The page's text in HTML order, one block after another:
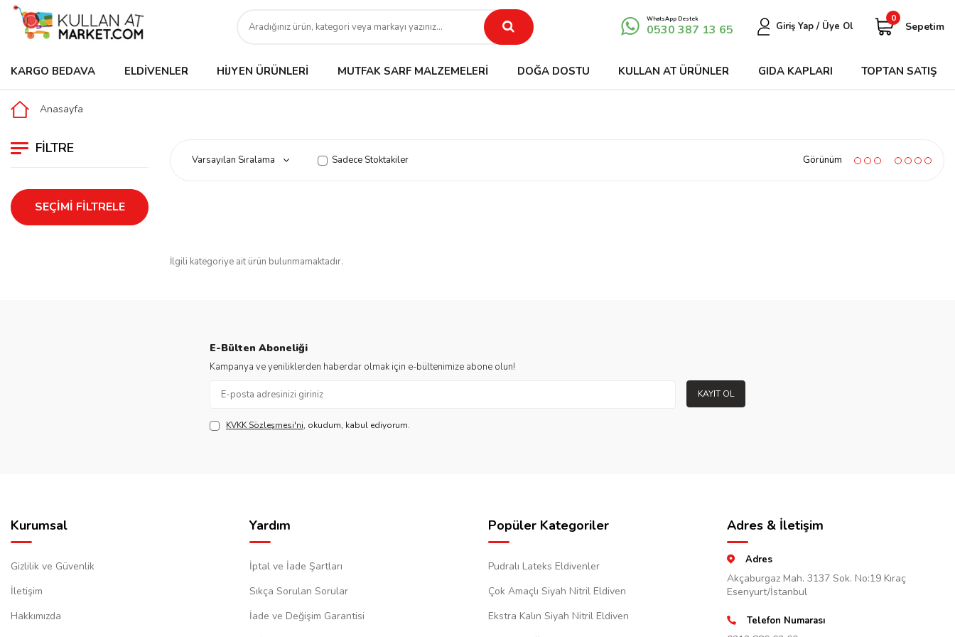
WhatsApp Destek
0530 387 13 65 Giriş Yap / Üye Ol
0
Sepetim
KARGO BEDAVA ELDIVENLER HIJYEN ÜRÜNLERI MUTFAK SARF MALZEMELERI DOĞA DOSTU KULLAN AT ÜRÜNLER GIDA KAPLARI TOPTAN SATIŞ
Anasayfa
FILTRE
SEÇIMI FILTRELE
Sadece Stoktakiler Görünüm
İlgili kategoriye ait ürün bulunmamaktadır.
E-Bülten Aboneliği
Kampanya ve yeniliklerden haberdar olmak için e-bültenimize abone olun!
KAYIT OL
KVKK Sözleşmesi'ni, okudum, kabul ediyorum.
Kurumsal
Gizlilik ve Güvenlik
İletişim
Hakkımızda
Yardım
İptal ve İade Şartları
Sıkça Sorulan Sorular
İade ve Değişim Garantisi
Popüler Kategoriler
Pudralı Lateks Eldivenler
Çok Amaçlı Siyah Nitril Eldiven
Ekstra Kalın Siyah Nitril Eldiven
Adres & İletişim
Adres
Akçaburgaz Mah. 3137 Sok. No:19 Kıraç
Esenyurt/İstanbul
Telefon Numarası